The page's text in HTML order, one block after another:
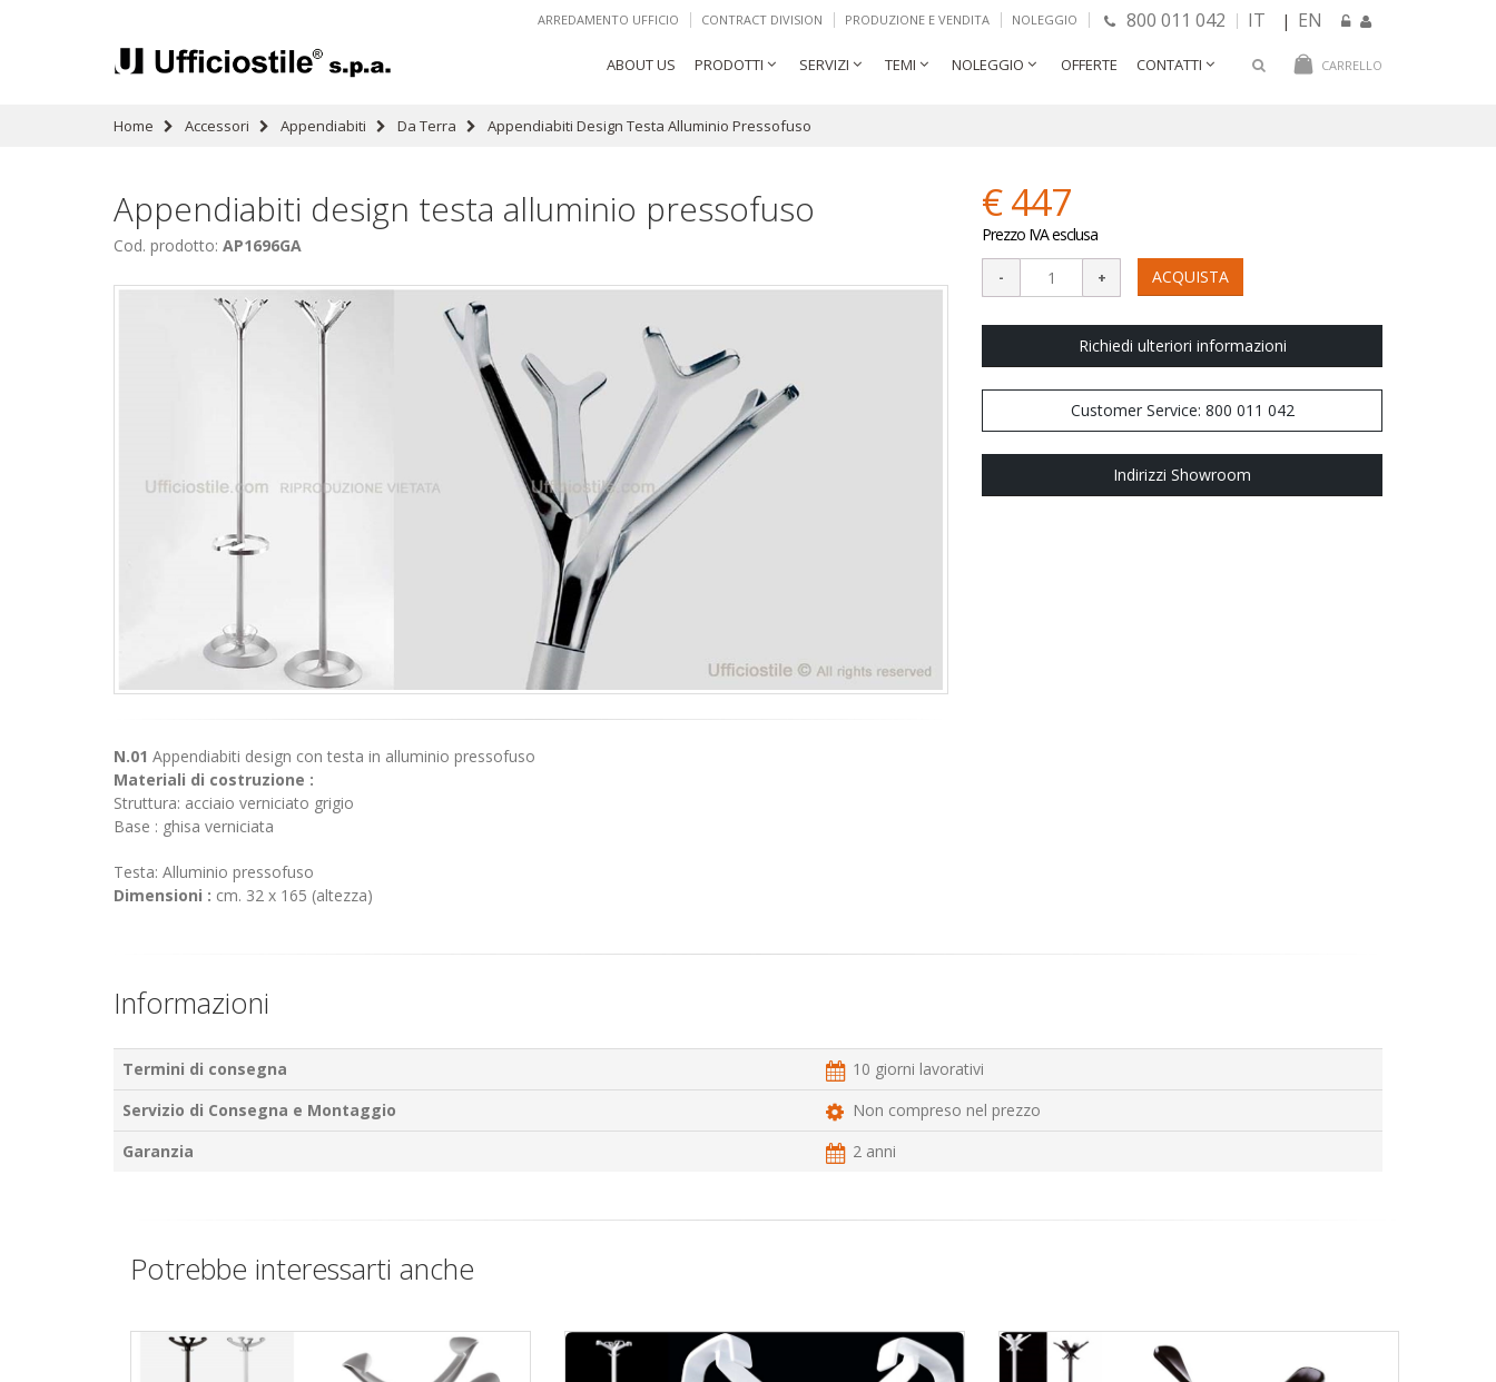
ARREDAMENTO UFFICIO CONTRACT DIVISION PRODUZIONE E VENDITA NOLEGGIO 800 011 042 IT | EN
CARRELLO
ABOUT US PRODOTTI SERVIZI TEMI NOLEGGIO OFFERTE CONTATTI
Home Accessori Appendiabiti Da Terra Appendiabiti Design Testa Alluminio Pressofuso
Appendiabiti design testa alluminio pressofuso
Cod. prodotto: AP1696GA
N.01 Appendiabiti design con testa in alluminio pressofuso
Materiali di costruzione :
Struttura: acciaio verniciato grigio
Base : ghisa verniciata
Testa: Alluminio pressofuso
Dimensioni : cm. 32 x 165 (altezza)
€ 447
Prezzo IVA esclusa
ACQUISTA
Richiedi ulteriori informazioni
Customer Service: 800 011 042
Indirizzi Showroom
Informazioni
Termini di consegna
10 giorni lavorativi
Servizio di Consegna e Montaggio
Non compreso nel prezzo
Garanzia
2 anni
Potrebbe interessarti anche